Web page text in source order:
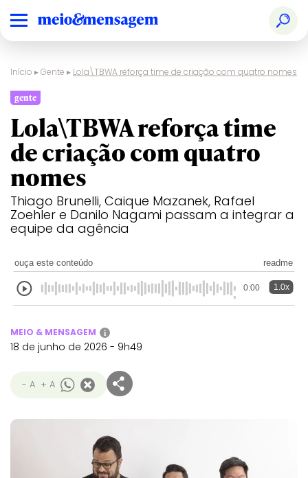
Início ▸Gente ▸ Lola\TBWA reforça time de criação com quatro nomes
gente
Lola\TBWA reforça time
de criação com quatro
nomes
Thiago Brunelli, Caique Mazanek, Rafael
Zoehler e Danilo Nagami passam a integrar a
equipe da agência
ouça este conteúdo readme
0:00 1.0x
MEIO & MENSAGEM i
18 de junho de 2026 - 9h49
- A + A